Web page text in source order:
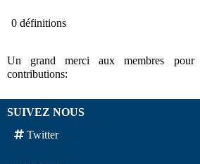
0 définitions
Un grand merci aux membres
contributions:
SUIVEZ NOUS
Twitter